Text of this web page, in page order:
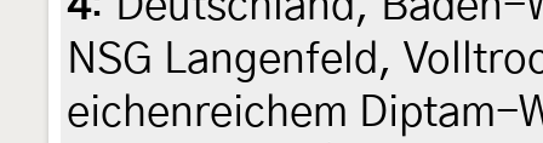
NSG Langenfeld,
eichenreichem Diptam-